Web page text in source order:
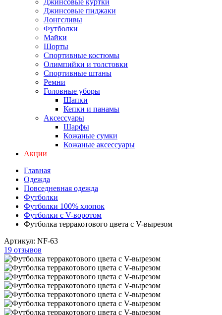
Джинсовые куртки
Джинсовые пиджаки
Лонгсливы
Футболки
Майки
Шорты
Спортивные костюмы
Олимпийки и толстовки
Спортивные штаны
Ремни
Головные уборы
Шапки
Кепки и панамы
Аксессуары
Шарфы
Кожаные сумки
Кожаные аксессуары
Акции
Главная
Одежда
Повседневная одежда
Футболки
Футболки 100% хлопок
Футболки с V-воротом
Футболка терракотового цвета с V-вырезом
Артикул: NF-63
19 отзывов